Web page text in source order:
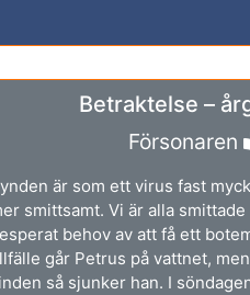
Betraktelse –
Försonaren
är som ett virus fast
smittsamt. Vi är alla
behov av att få ett
går Petrus på vattnet, men
så sjunker han. I